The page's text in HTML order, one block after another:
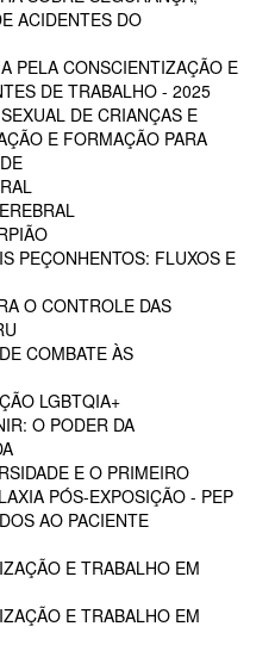
ACIDENTES DO
PELA CONSCIENTIZAÇÃO E
DE TRABALHO - 2025
DE CRIANÇAS E
E FORMAÇÃO PARA
PEÇONHENTOS: FLUXOS E
O CONTROLE DAS
COMBATE ÀS
LGBTQIA+
O PODER DA
E O PRIMEIRO
PÓS-EXPOSIÇÃO - PEP
AO PACIENTE
E TRABALHO EM
E TRABALHO EM